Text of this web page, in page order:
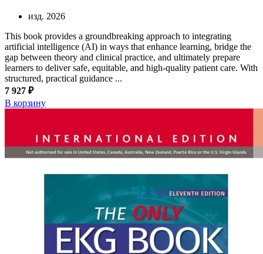
изд. 2026
This book provides a groundbreaking approach to integrating
artificial intelligence (AI) in ways that enhance learning, bridge the
gap between theory and clinical practice, and ultimately prepare
learners to deliver safe, equitable, and high-quality patient care. With
structured, practical guidance ...
7 927 ₽
В корзину